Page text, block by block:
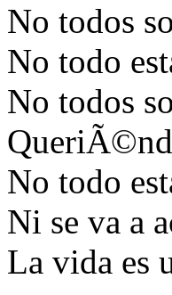
No todos
No todo
No todos
No todo
Ni se va a
La vida es